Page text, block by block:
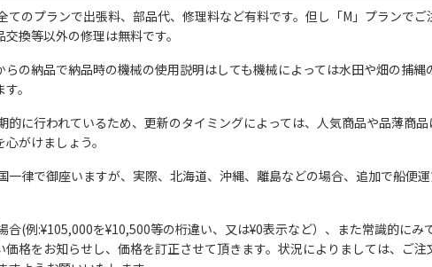
てのプランで出張料、部品代、修理料など有料です。但し「M」プランで
換等以外の修理は無料です。
らの納品で納品時の機械の使用説明はしても機械によっては水田や畑の捕
。
的に行われているため、更新のタイミングによっては、人気商品や品薄商
がけましょう。
一律で御座いますが、実際、北海道、沖縄、離島などの場合、追加で船便
合(例:¥105,000を¥10,500等の桁違い、又は¥0表示など）、また常識的にみ
格をお知らせし、価格を訂正させて頂きます。状況によりましては、ご